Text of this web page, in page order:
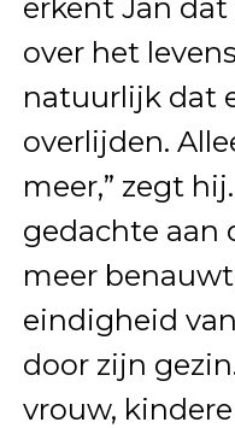
erkent Jan
over het
natuurlijk dat
overlijden.
meer,” zegt
gedachte aan
meer
eindigheid
door zijn
vrouw,